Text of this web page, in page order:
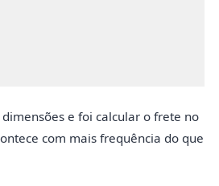
e foi calcular o frete no
com mais frequência do que